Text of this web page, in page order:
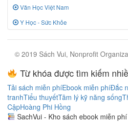
Văn Học Việt Nam
Y Học - Sức Khỏe
© 2019 Sách Vui, Nonprofit
Từ khóa được tìm kiếm
Tải sách miễn phíEbook miễn phíĐắc
tranhTiểu thuyếtTâm lý kỹ năng sống
CậpHoàng Phi Hồng
SachVui - Kho sách ebook miễn